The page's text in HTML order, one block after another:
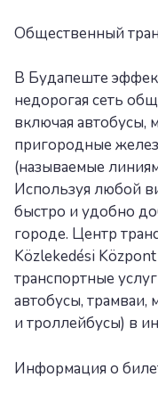
Общественный
В Будапеште
недорогая сеть
включая автобусы,
пригородные
(называемые
Используя любой
быстро и удобно
городе. Центр
Közlekedési
транспортные
автобусы, трамваи,
и троллейбусы) в
Информация о